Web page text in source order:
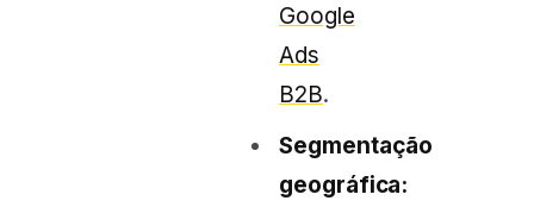
Google
Ads
B2B.
Segmentação
geográfica: